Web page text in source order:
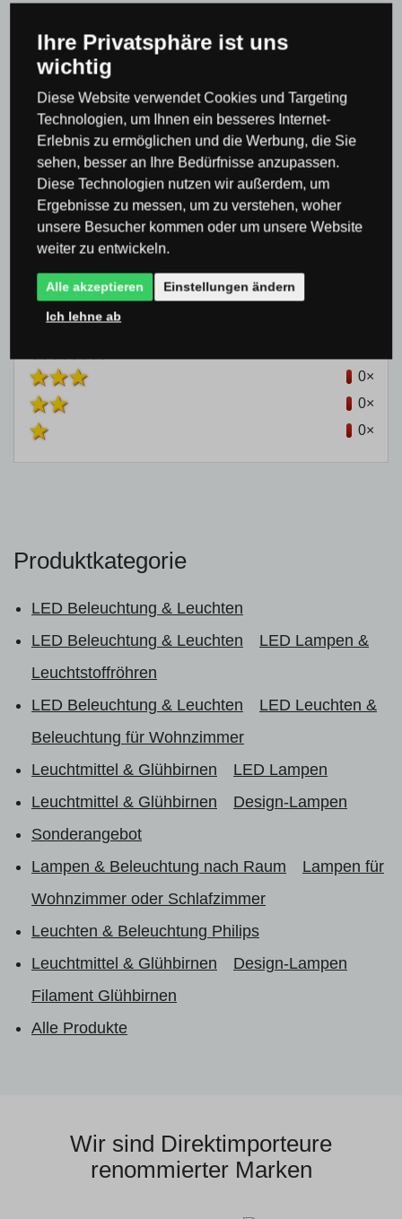
Produktbewertung
Gesamtwertung
0 %
0×
0×
0×
Produktkategorie
LED Beleuchtung & Leuchten
LED Beleuchtung & Leuchten
LED Lampen &
Leuchtstoffröhren
LED Beleuchtung & Leuchten
LED Leuchten &
Beleuchtung für Wohnzimmer
Leuchtmittel & Glühbirnen
LED Lampen
Leuchtmittel & Glühbirnen
Design-Lampen
Sonderangebot
Lampen & Beleuchtung nach Raum
Lampen für
Wohnzimmer oder Schlafzimmer
Leuchten & Beleuchtung Philips
Leuchtmittel & Glühbirnen
Design-Lampen
Filament Glühbirnen
Alle Produkte
Wir sind Direktimporteure
renommierter Marken
Ihre Privatsphäre ist uns
wichtig
Diese Website verwendet Cookies und Targeting
Technologien, um Ihnen ein besseres Internet-
Erlebnis zu ermöglichen und die Werbung, die Sie
sehen, besser an Ihre Bedürfnisse anzupassen.
Diese Technologien nutzen wir außerdem, um
Ergebnisse zu messen, um zu verstehen, woher
unsere Besucher kommen oder um unsere Website
weiter zu entwickeln.
Alle akzeptieren Einstellungen ändern
Ich lehne ab